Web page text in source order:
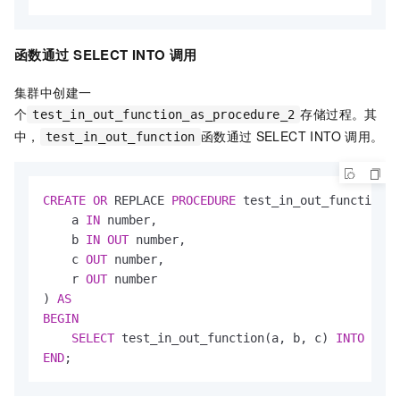
函数通过 SELECT INTO 调用
集群中创建一
个 test_in_out_function_as_procedure_2 存储过程。其
中，
test_in_out_function 函数通过 SELECT INTO 调用。
CREATE OR REPLACE PROCEDURE
    a
IN number,
    b
IN OUT number,
    c
OUT number,
    r
OUT number
) AS
BEGIN
SELECT test_in_out_function(a, b, c) INTO
END;